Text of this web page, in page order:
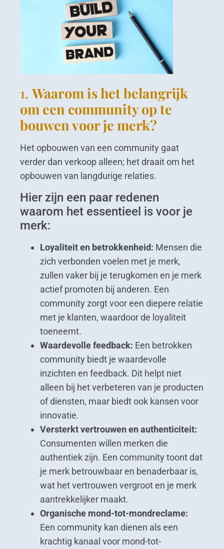
1.Waarom is het belangrijk
om een community op te
bouwen voor je merk?
Het opbouwen van een community gaat
verder dan verkoop alleen; het draait om het
opbouwen van langdurige relaties.
Hier zijn een paar redenen
waarom het essentieel is voor je
merk:
Loyaliteit en betrokkenheid: Mensen die
zich verbonden voelen met je merk,
zullen vaker bij je terugkomen en je merk
actief promoten bij anderen. Een
community zorgt voor een diepere relatie
met je klanten, waardoor de loyaliteit
toeneemt.
Waardevolle feedback: Een betrokken
community biedt je waardevolle
inzichten en feedback. Dit helpt niet
alleen bij het verbeteren van je producten
of diensten, maar biedt ook kansen voor
innovatie.
Versterkt vertrouwen en authenticiteit:
Consumenten willen merken die
authentiek zijn. Een community toont dat
je merk betrouwbaar en benaderbaar is,
wat het vertrouwen vergroot en je merk
aantrekkelijker maakt.
Organische mond-tot-mondreclame:
Een community kan dienen als een
krachtig kanaal voor mond-tot-